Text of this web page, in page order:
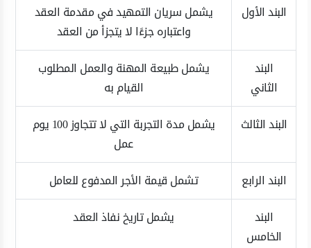
البند الأول
يشمل سريان التمهيد في مقدمة العقد
واعتباره جزءًا لا يتجزأ من العقد
البند
الثاني
يشمل طبيعة المهنة والعمل المطلوب
القيام به
البند الثالث
يشمل مدة التجربة التي لا تتجاوز 100 يوم
عمل
البند الرابع
تشمل قيمة الأجر المدفوع للعامل
البند
الخامس
يشمل تاريخ نفاذ العقد